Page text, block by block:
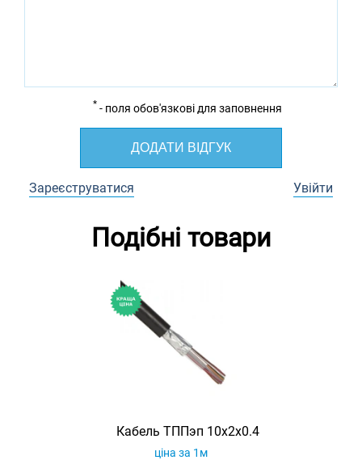
* - поля обов'язкові для заповнення
ДОДАТИ ВІДГУК
Зареєструватися Увійти
Подібні товари
Кабель ТППэп 10х2х0.4
ціна за 1м